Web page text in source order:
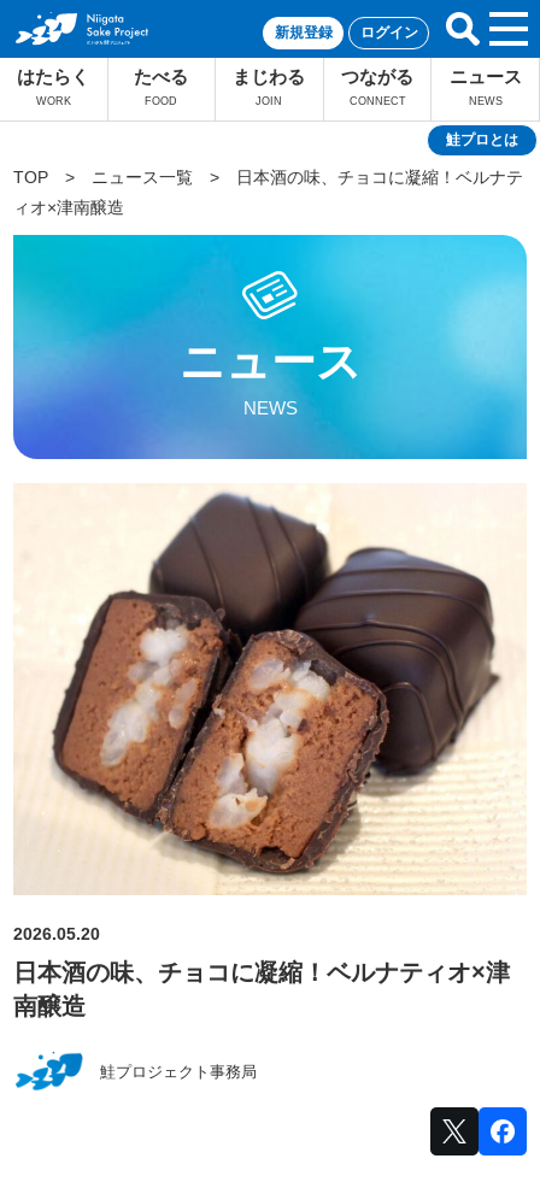
新規登録 ログイン
はたらく
WORK
たべる
FOOD
まじわる
JOIN
つながる
CONNECT
ニュース
NEWS
鮭プロとは
TOP > ニュース一覧 >
日本酒の味、チョコに凝縮！ベルナテ
ィオ×津南醸造
ニュース
NEWS
2026.05.20
日本酒の味、チョコに凝縮！ベルナティオ×津
南醸造
鮭プロジェクト事務局